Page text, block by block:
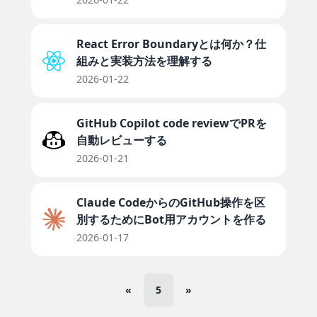
React Error Boundaryとは何か？仕
組みと実装方法を理解する
2026-01-22
GitHub Copilot code reviewでPRを
自動レビューする
2026-01-21
Claude CodeからのGitHub操作を区
別するためにBot用アカウントを作る
2026-01-17
« 5 »